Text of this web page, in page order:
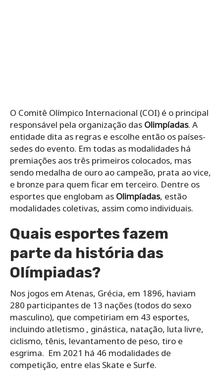
O Comitê Olímpico Internacional (COI) é o principal
responsável pela organização das Olimpíadas. A
entidade dita as regras e escolhe então os países-
sedes do evento. Em todas as modalidades há
premiações aos três primeiros colocados, mas
sendo medalha de ouro ao campeão, prata ao vice,
e bronze para quem ficar em terceiro. Dentre os
esportes que englobam as Olimpíadas, estão
modalidades coletivas, assim como individuais.
Quais esportes fazem
parte da história das
Olímpiadas?
Nos jogos em Atenas, Grécia, em 1896, haviam
280 participantes de 13 nações (todos do sexo
masculino), que competiriam em 43 esportes,
incluindo atletismo , ginástica, natação, luta livre,
ciclismo, tênis, levantamento de peso, tiro e
esgrima. Em 2021 há 46 modalidades de
competição, entre elas Skate e Surfe.